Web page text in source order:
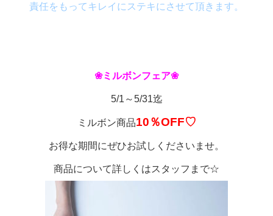
責任をもってキレイにステキにさせて頂きます。
❀ミルボンフェア❀
5/1～5/31迄
ミルボン商品10％OFF♡
お得な期間にぜひお試しくださいませ。
商品について詳しくはスタッフまで☆